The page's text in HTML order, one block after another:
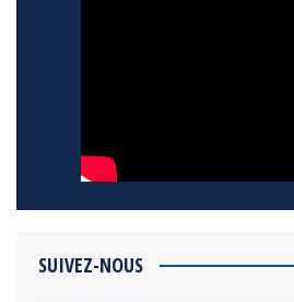
SUIVEZ-NOUS